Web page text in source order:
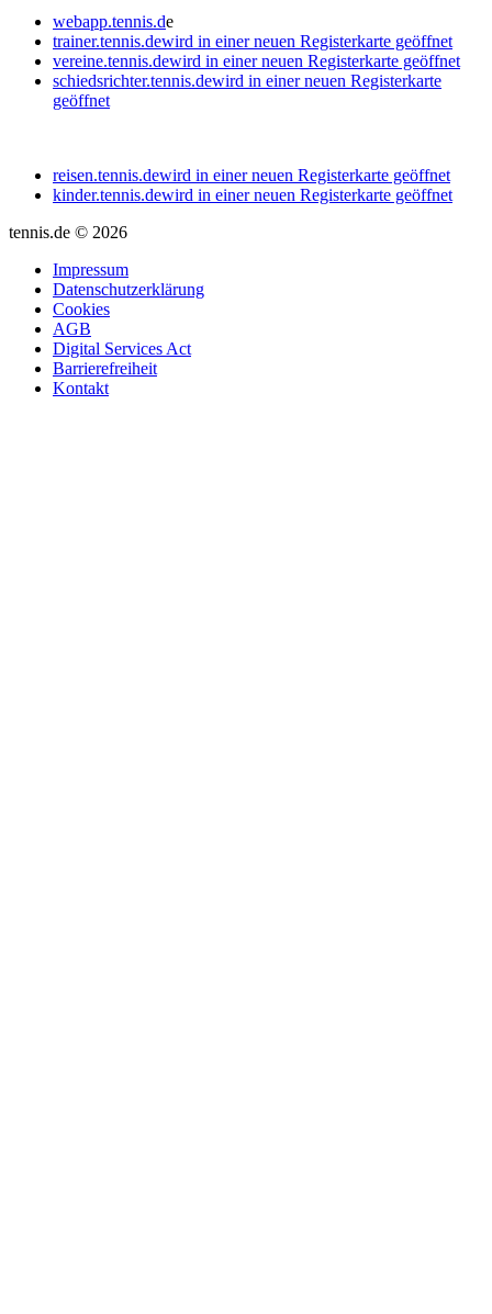
webapp.tennis.de
trainer.tennis.dewird in einer neuen Registerkarte geöffnet
vereine.tennis.dewird in einer neuen Registerkarte geöffnet
schiedsrichter.tennis.dewird in einer neuen Registerkarte
geöffnet
reisen.tennis.dewird in einer neuen Registerkarte geöffnet
kinder.tennis.dewird in einer neuen Registerkarte geöffnet
tennis.de © 2026
Impressum
Datenschutzerklärung
Cookies
AGB
Digital Services Act
Barrierefreiheit
Kontakt